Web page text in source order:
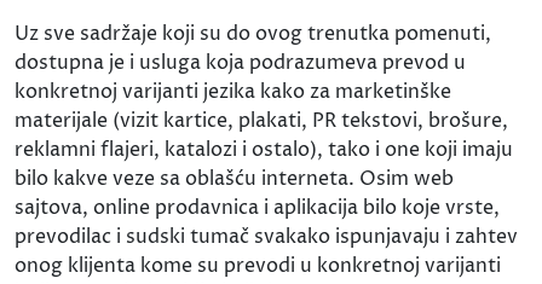
Uz sve sadržaje koji su do ovog trenutka pomenuti,
dostupna je i usluga koja podrazumeva prevod u
konkretnoj varijanti jezika kako za marketinške
materijale (vizit kartice, plakati, PR tekstovi, brošure,
reklamni flajeri, katalozi i ostalo), tako i one koji imaju
bilo kakve veze sa oblašću interneta. Osim web
sajtova, online prodavnica i aplikacija bilo koje vrste,
prevodilac i sudski tumač svakako ispunjavaju i zahtev
onog klijenta kome su prevodi u konkretnoj varijanti